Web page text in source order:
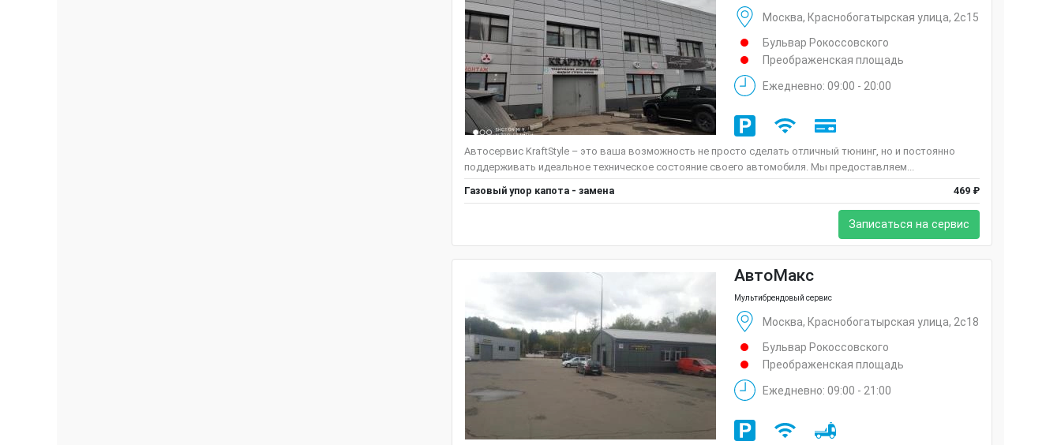
Москва, Краснобогатырская улица, 2с15
Бульвар Рокоссовского
Преображенская площадь
Ежедневно: 09:00 - 20:00
Автосервис KraftStyle – это ваша возможность не просто сделать отличный тюнинг, но и постоянно
поддерживать идеальное техническое состояние своего автомобиля. Мы предоставляем...
Газовый упор капота - замена
469 ₽
Записаться на сервис
АвтоМакс
Мультибрендовый сервис
Москва, Краснобогатырская улица, 2с18
Бульвар Рокоссовского
Преображенская площадь
Ежедневно: 09:00 - 21:00